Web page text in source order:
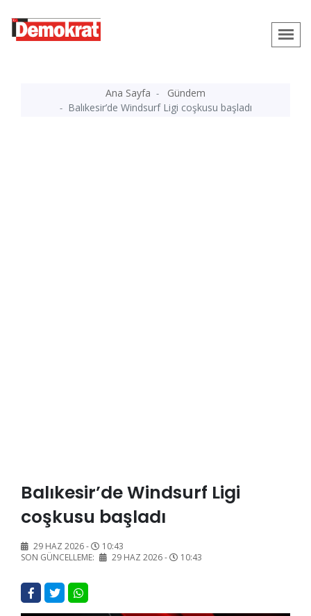
Ana Sayfa
Gündem
Balıkesir’de Windsurf Ligi coşkusu başladı
Balıkesir’de Windsurf Ligi
coşkusu başladı
29 HAZ 2026 -
10:43
SON GÜNCELLEME:
29 HAZ 2026 - 10:43